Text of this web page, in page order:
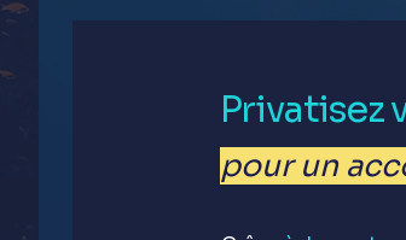
Privatisez
pour un